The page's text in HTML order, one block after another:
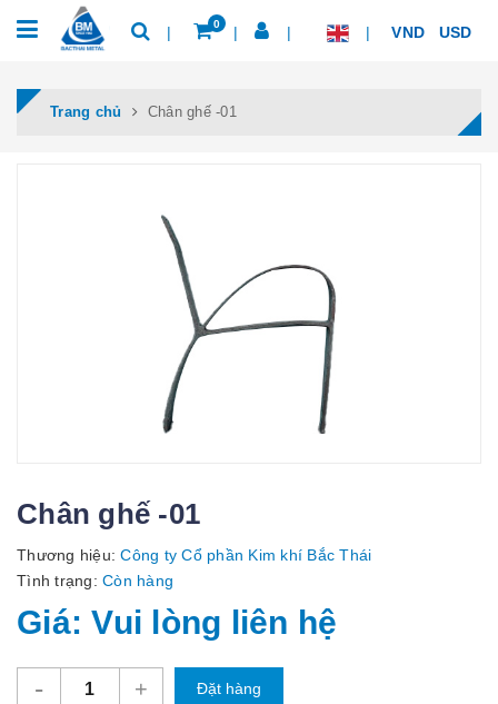
0 VND USD
Trang chủ Chân ghế -01
Chân ghế -01
Thương hiệu: Công ty Cổ phần Kim khí Bắc Thái
Tình trạng: Còn hàng
Giá: Vui lòng liên hệ
- + Đặt hàng